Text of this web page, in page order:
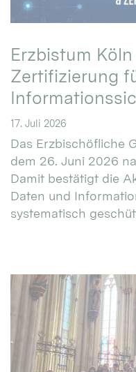
Erzbistum
Zertifizierung
17. Juli 2026
Das Erzbischöfliche
dem 26. Juni 2026
Damit bestätigt die
Daten und
systematisch